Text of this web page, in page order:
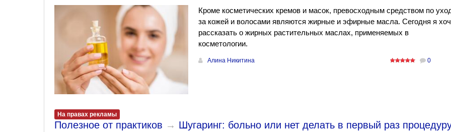
Кроме косметических кремов и масок, превосходным средством по
за кожей и волосами являются жирные и эфирные масла. Сегодня я
рассказать о жирных растительных маслах, применяемых в
косметологии.
Алина Никитина 0
На правах рекламы
Полезное от практиков → Шугаринг: больно или нет делать в первый раз